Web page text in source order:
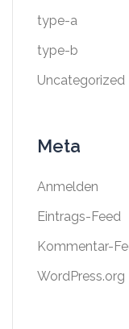
type-a
type-b
Uncategorized
Meta
Anmelden
Eintrags-Feed
Kommentar-
WordPress.org